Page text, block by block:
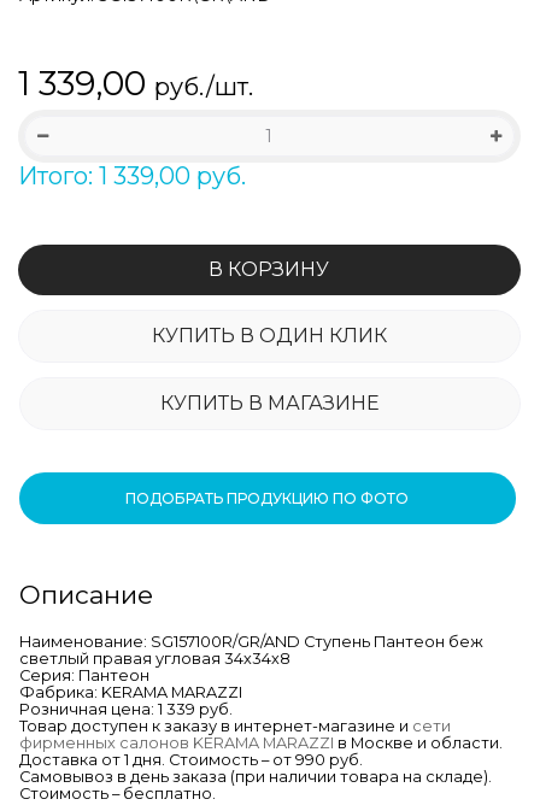
1 339,00 руб./шт.
Итого: 1 339,00 руб.
В КОРЗИНУ
КУПИТЬ В ОДИН КЛИК
КУПИТЬ В МАГАЗИНЕ
ПОДОБРАТЬ ПРОДУКЦИЮ ПО ФОТО
Описание
Наименование: SG157100R/GR/AND Ступень Пантеон беж
светлый правая угловая 34х34х8
Серия: Пантеон
Фабрика: KERAMA MARAZZI
Розничная цена: 1 339 руб.
Товар доступен к заказу в интернет-магазине и сети
фирменных салонов KERAMA MARAZZI в Москве и области.
Доставка от 1 дня. Стоимость – от 990 руб.
Самовывоз в день заказа (при наличии товара на складе).
Стоимость – бесплатно.